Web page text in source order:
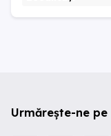
Urmărește-ne pe